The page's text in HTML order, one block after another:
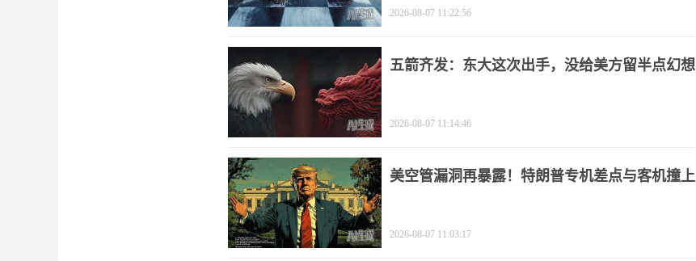
2026-08-07 11:22:56
五箭齐发：东大这次出手，没给美方留半点幻想
2026-08-07 11:14:46
美空管漏洞再暴露！特朗普专机差点与客机撞上
2026-08-07 11:03:17